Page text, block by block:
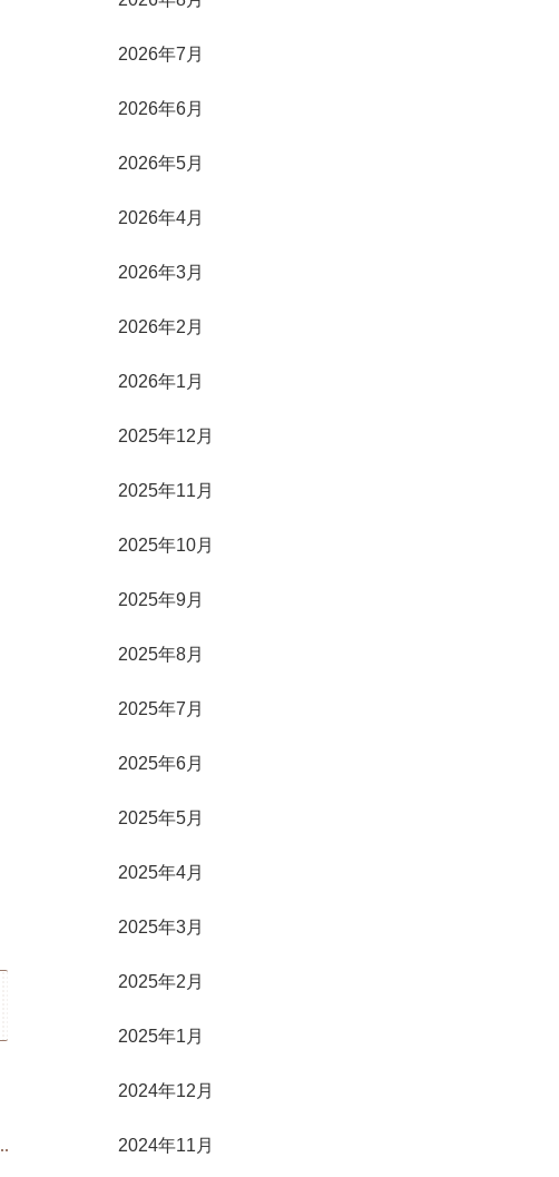
2026年7月
2026年6月
2026年5月
2026年4月
2026年3月
2026年2月
2026年1月
2025年12月
2025年11月
2025年10月
2025年9月
2025年8月
2025年7月
2025年6月
2025年5月
2025年4月
2025年3月
2025年2月
2025年1月
2024年12月
2024年11月